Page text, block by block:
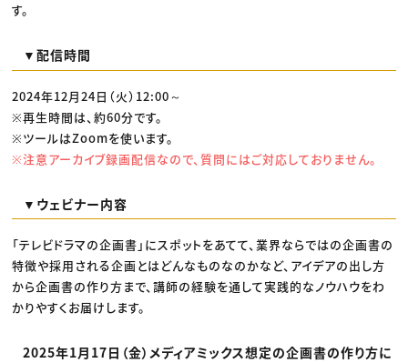
す。
▼配信時間
2024年12月24日（火）12:00～
※再生時間は、約60分です。
※ツールはZoomを使います。
※注意アーカイブ録画配信なので、質問にはご対応しておりません。
▼ウェビナー内容
「テレビドラマの企画書」にスポットをあてて、業界ならではの企画書の
特徴や採用される企画とはどんなものなのかなど、アイデアの出し方
から企画書の作り方まで、講師の経験を通して実践的なノウハウをわ
かりやすくお届けします。
2025年1月17日（金）メディアミックス想定の企画書の作り方に